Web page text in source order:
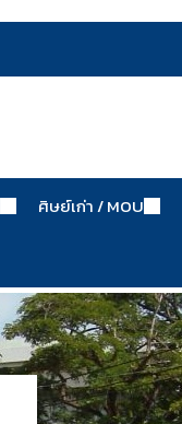
ศิษย์เก่า / MOU